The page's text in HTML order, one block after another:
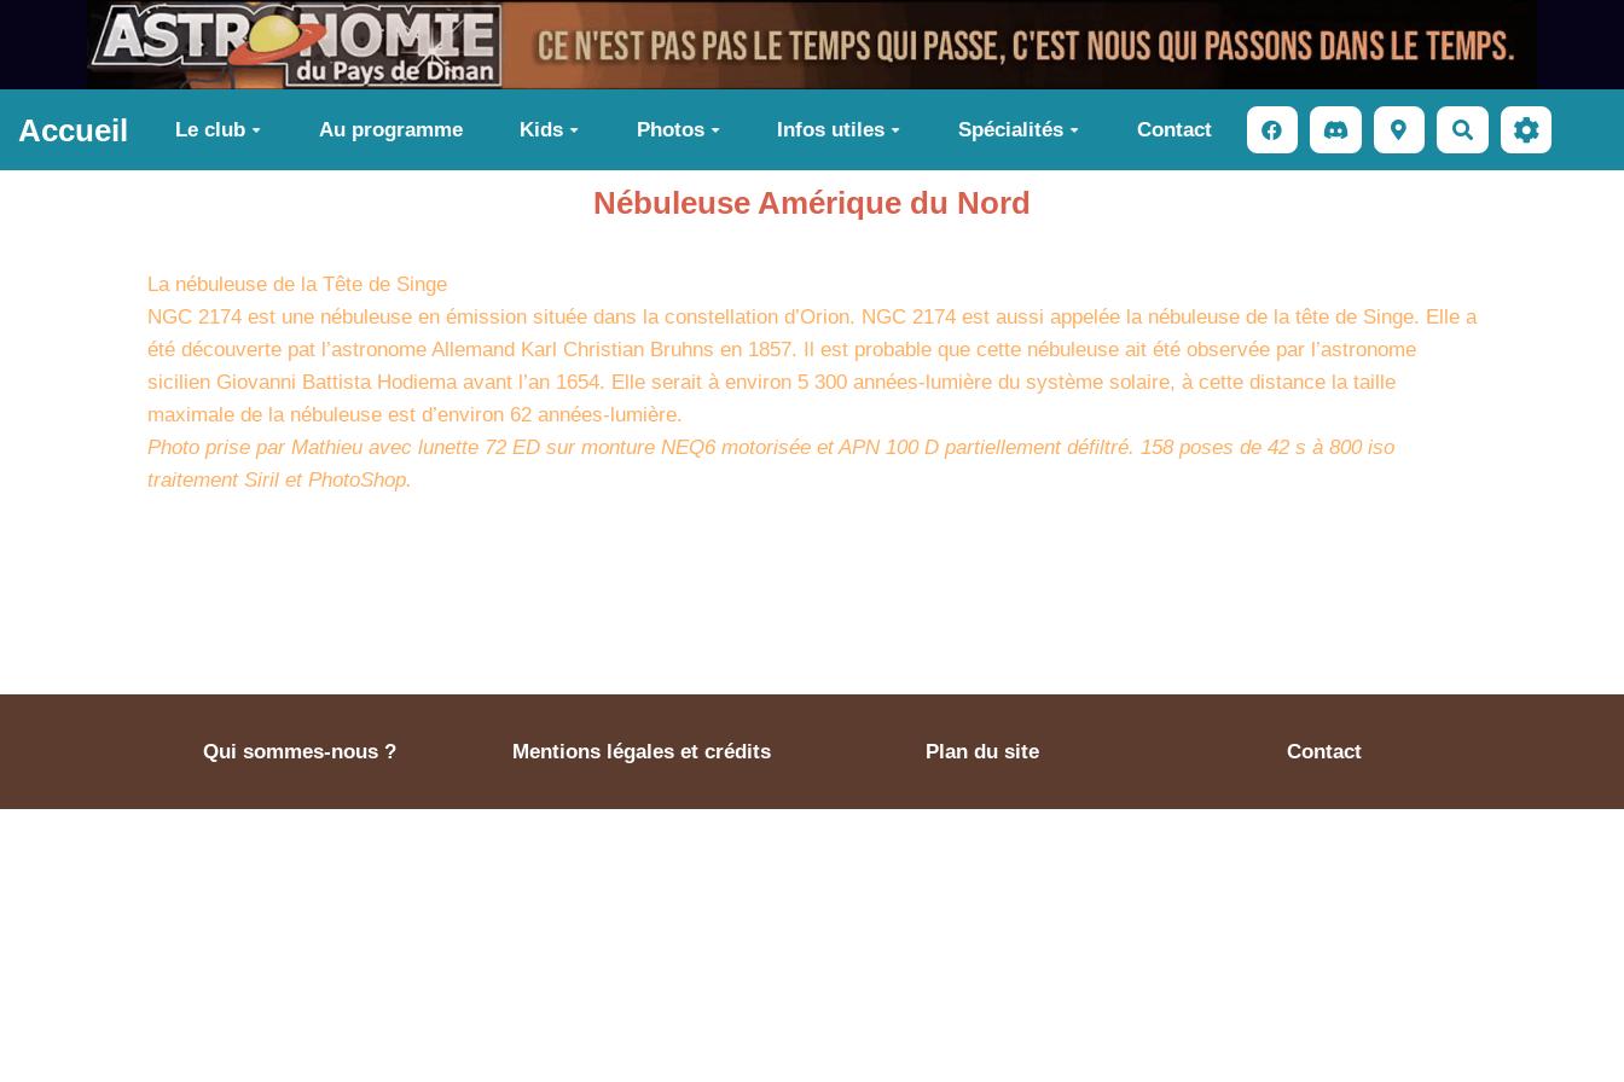
Aller au contenu principal
Accueil Le club Au programme Kids Photos Infos utiles Spécialités Contact Rechercher
Nébuleuse Amérique du Nord
La nébuleuse de la Tête de Singe
NGC 2174 est une nébuleuse en émission située dans la constellation d’Orion. NGC 2174 est aussi appelée la nébuleuse de la tête de Singe. Elle a
été découverte pat l’astronome Allemand Karl Christian Bruhns en 1857. Il est probable que cette nébuleuse ait été observée par l’astronome
sicilien Giovanni Battista Hodiema avant l’an 1654. Elle serait à environ 5 300 années-lumière du système solaire, à cette distance la taille
maximale de la nébuleuse est d’environ 62 années-lumière.
Photo prise par Mathieu avec lunette 72 ED sur monture NEQ6 motorisée et APN 100 D partiellement défiltré. 158 poses de 42 s à 800 iso
traitement Siril et PhotoShop.
Qui sommes-nous ? Mentions légales et crédits Plan du site Contact